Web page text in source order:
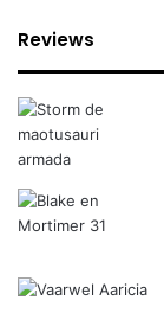
Reviews